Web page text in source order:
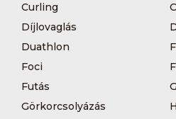
Curling
Díjlovaglás
Duathlon
Foci
Futás
Görkorcsolyázás